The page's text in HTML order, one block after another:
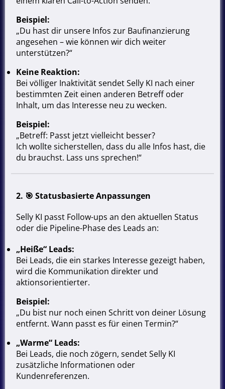
Beispiel:
„Du hast dir unsere Infos zur Baufinanzierung
angesehen – wie können wir dich weiter
unterstützen?“
Keine Reaktion:
Bei völliger Inaktivität sendet Selly KI nach einer
bestimmten Zeit einen anderen Betreff oder
Inhalt, um das Interesse neu zu wecken.
Beispiel:
„Betreff: Passt jetzt vielleicht besser?
Ich wollte sicherstellen, dass du alle Infos hast, die
du brauchst. Lass uns sprechen!“
2. 🎯 Statusbasierte Anpassungen
Selly KI passt Follow-ups an den aktuellen Status
oder die Pipeline-Phase des Leads an:
„Heiße“ Leads:
Bei Leads, die ein starkes Interesse gezeigt haben,
wird die Kommunikation direkter und
aktionsorientierter.
Beispiel:
„Du bist nur noch einen Schritt von deiner Lösung
entfernt. Wann passt es für einen Termin?“
„Warme“ Leads:
Bei Leads, die noch zögern, sendet Selly KI
zusätzliche Informationen oder
Kundenreferenzen.